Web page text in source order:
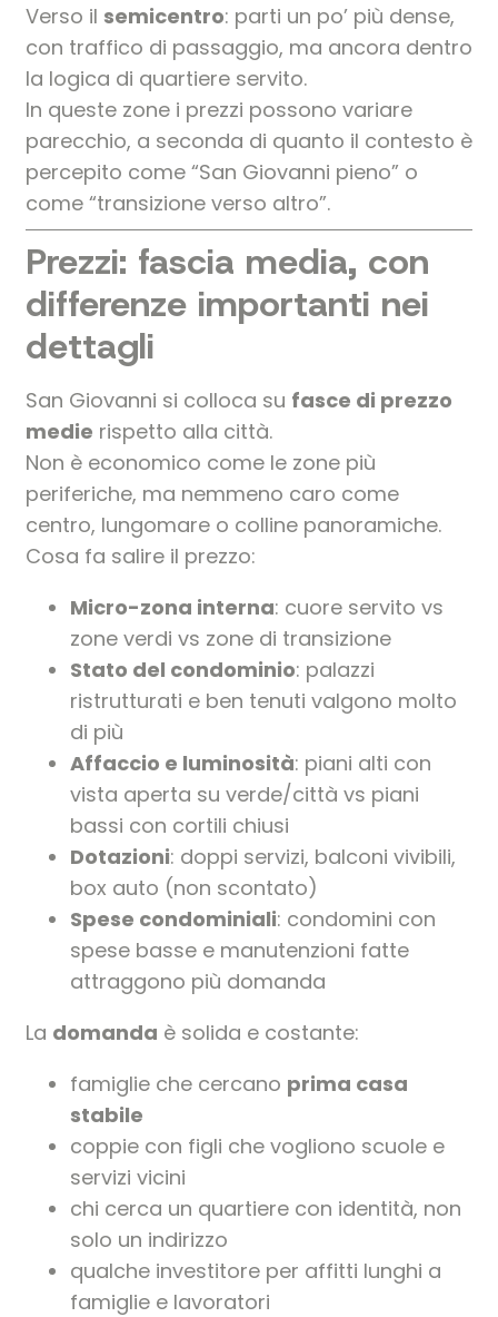
Verso il semicentro: parti un po’ più dense,
con traffico di passaggio, ma ancora dentro
la logica di quartiere servito.
In queste zone i prezzi possono variare
parecchio, a seconda di quanto il contesto è
percepito come “San Giovanni pieno” o
come “transizione verso altro”.
Prezzi: fascia media, con
differenze importanti nei
dettagli
San Giovanni si colloca su fasce di prezzo
medie rispetto alla città.
Non è economico come le zone più
periferiche, ma nemmeno caro come
centro, lungomare o colline panoramiche.
Cosa fa salire il prezzo:
Micro-zona interna: cuore servito vs
zone verdi vs zone di transizione
Stato del condominio: palazzi
ristrutturati e ben tenuti valgono molto
di più
Affaccio e luminosità: piani alti con
vista aperta su verde/città vs piani
bassi con cortili chiusi
Dotazioni: doppi servizi, balconi vivibili,
box auto (non scontato)
Spese condominiali: condomini con
spese basse e manutenzioni fatte
attraggono più domanda
La domanda è solida e costante:
famiglie che cercano prima casa
stabile
coppie con figli che vogliono scuole e
servizi vicini
chi cerca un quartiere con identità, non
solo un indirizzo
qualche investitore per affitti lunghi a
famiglie e lavoratori